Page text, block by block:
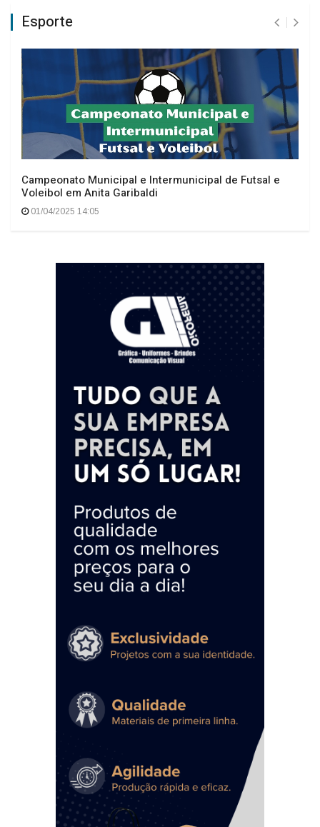
Esporte
Campeonato Municipal e Intermunicipal de Futsal e
Voleibol em Anita Garibaldi
01/04/2025 14:05